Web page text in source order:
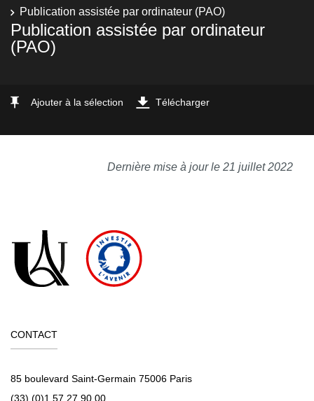
Publication assistée par ordinateur (PAO)
Publication assistée par ordinateur
(PAO)
Ajouter à la sélection Télécharger
Dernière mise à jour le 21 juillet 2022
CONTACT
85 boulevard Saint-Germain 75006 Paris
(33) (0)1 57 27 90 00